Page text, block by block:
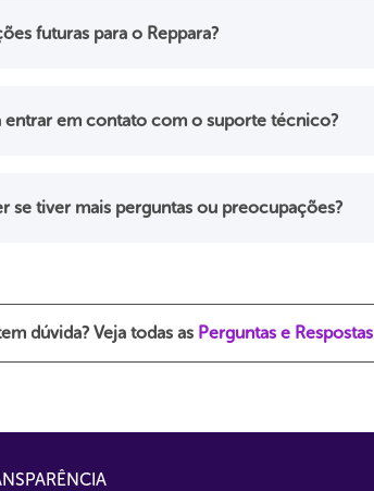
futuras para o Reppara?
entrar em contato com o suporte técnico?
se tiver mais perguntas ou preocupações?
dúvida? Veja todas as Perguntas e Respostas